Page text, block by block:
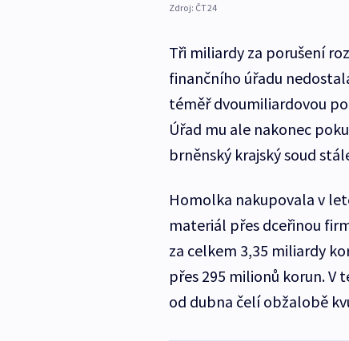
Zdroj: ČT24
Tři miliardy za porušení
finančního úřadu
téměř dvoumiliardovou
Úřad mu ale nakonec
brněnský krajský soud
Homolka nakupovala v
materiál přes dceřinou
za celkem 3,35 miliardy
přes 295 milionů korun.
od dubna čelí obžalobě